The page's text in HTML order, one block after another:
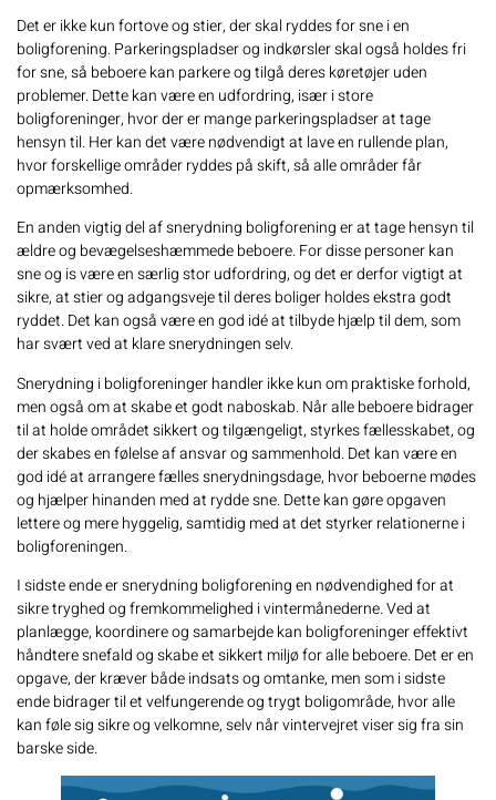
Det er ikke kun fortove og stier, der skal ryddes for sne i en
boligforening. Parkeringspladser og indkørsler skal også holdes fri
for sne, så beboere kan parkere og tilgå deres køretøjer uden
problemer. Dette kan være en udfordring, især i store
boligforeninger, hvor der er mange parkeringspladser at tage
hensyn til. Her kan det være nødvendigt at lave en rullende plan,
hvor forskellige områder ryddes på skift, så alle områder får
opmærksomhed.
En anden vigtig del af snerydning boligforening er at tage hensyn til
ældre og bevægelseshæmmede beboere. For disse personer kan
sne og is være en særlig stor udfordring, og det er derfor vigtigt at
sikre, at stier og adgangsveje til deres boliger holdes ekstra godt
ryddet. Det kan også være en god idé at tilbyde hjælp til dem, som
har svært ved at klare snerydningen selv.
Snerydning i boligforeninger handler ikke kun om praktiske forhold,
men også om at skabe et godt naboskab. Når alle beboere bidrager
til at holde området sikkert og tilgængeligt, styrkes fællesskabet, og
der skabes en følelse af ansvar og sammenhold. Det kan være en
god idé at arrangere fælles snerydningsdage, hvor beboerne mødes
og hjælper hinanden med at rydde sne. Dette kan gøre opgaven
lettere og mere hyggelig, samtidig med at det styrker relationerne i
boligforeningen.
I sidste ende er snerydning boligforening en nødvendighed for at
sikre tryghed og fremkommelighed i vintermånederne. Ved at
planlægge, koordinere og samarbejde kan boligforeninger effektivt
håndtere snefald og skabe et sikkert miljø for alle beboere. Det er en
opgave, der kræver både indsats og omtanke, men som i sidste
ende bidrager til et velfungerende og trygt boligområde, hvor alle
kan føle sig sikre og velkomne, selv når vintervejret viser sig fra sin
barske side.